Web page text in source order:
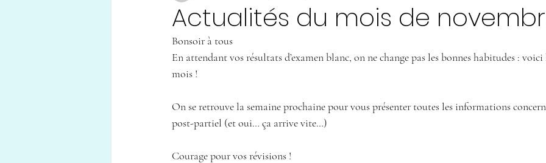
Actualités du mois de
Bonsoir à tous
En attendant vos résultats d’examen blanc, on ne change pas les bonnes habitudes :
mois !
On se retrouve la semaine prochaine pour vous présenter toutes les informations
post-partiel (et oui… ça arrive vite…)
Courage pour vos révisions !